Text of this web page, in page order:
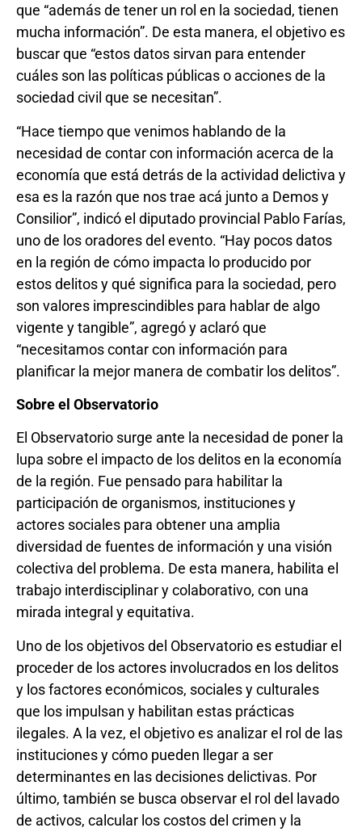
que “además de tener un rol en la sociedad, tienen
mucha información”. De esta manera, el objetivo es
buscar que “estos datos sirvan para entender
cuáles son las políticas públicas o acciones de la
sociedad civil que se necesitan”.
“Hace tiempo que venimos hablando de la
necesidad de contar con información acerca de la
economía que está detrás de la actividad delictiva y
esa es la razón que nos trae acá junto a Demos y
Consilior”, indicó el diputado provincial Pablo Farías,
uno de los oradores del evento. “Hay pocos datos
en la región de cómo impacta lo producido por
estos delitos y qué significa para la sociedad, pero
son valores imprescindibles para hablar de algo
vigente y tangible”, agregó y aclaró que
“necesitamos contar con información para
planificar la mejor manera de combatir los delitos”.
Sobre el Observatorio
El Observatorio surge ante la necesidad de poner la
lupa sobre el impacto de los delitos en la economía
de la región. Fue pensado para habilitar la
participación de organismos, instituciones y
actores sociales para obtener una amplia
diversidad de fuentes de información y una visión
colectiva del problema. De esta manera, habilita el
trabajo interdisciplinar y colaborativo, con una
mirada integral y equitativa.
Uno de los objetivos del Observatorio es estudiar el
proceder de los actores involucrados en los delitos
y los factores económicos, sociales y culturales
que los impulsan y habilitan estas prácticas
ilegales. A la vez, el objetivo es analizar el rol de las
instituciones y cómo pueden llegar a ser
determinantes en las decisiones delictivas. Por
último, también se busca observar el rol del lavado
de activos, calcular los costos del crimen y la